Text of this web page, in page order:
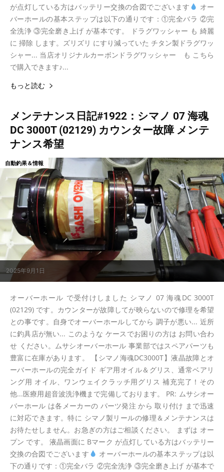
が点灯している方はバッテリー交換の合図でございます
オー
バーホールの基本ステップは以下の通りです：①完全バラ ②完
全洗浄 ③完全磨き上げ が基本です。 ドラグワッシャー も 綺麗
に 掃除 します。ズリズリ にすり減っていた チタン製ドラグワッ
シャー... 当店オリジナルカーボンドラグワッシャー も こちら
で購入できます♪...
もっと読む
メンテナンス日記#1922：シマノ 07 海魂
DC 3000T (02129) カウンター故障 メンテ
ナンス希望
2025年9月1日
自動釣果＆情報
オーバーホール で受付けしました シマノ 07 海魂DC 3000T
(02129) です。カウンターが故障してが映らないので修理を希望
との事です。自身でオーバーホールしてから 調子が悪い... 近所
に釣具店が無い... このような ケースでお困りの方は お問い合わ
せ ください。ムサシオーバーホール 事業部ではスペアパーツも
豊富に在庫があります。 【シマノ海魂DC3000T】液晶故障とオ
ーバーホールの完全ガイド ギア用オイル＆グリス、通常ベアリ
ング用 オイル、ワンウェイクラッチ用グリス 補充完了！その
他...医療用超音波洗浄機まで完備しております。 PR: ムサシオー
バーホール は各メーカーの パーツ発注 から 取り付け まで迅速
に対応できます。特に シマノ製リールの修理＆メンテナンスは
お待たせしません。お急ぎの方はご相談ください。 まずは オー
プン です。 液晶画面に Bマーク が点灯している方はバッテリー
交換の合図でございます
オーバーホールの基本ステップは以
下の通りです：①完全バラ ②完全洗浄 ③完全磨き上げ が基本で